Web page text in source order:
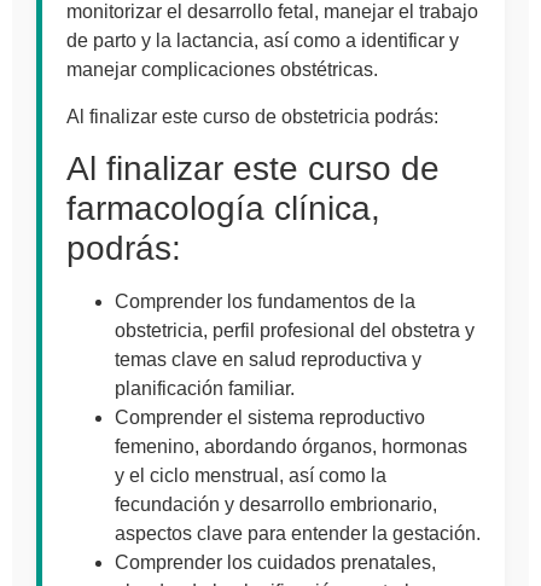
monitorizar el desarrollo fetal, manejar el trabajo
de parto y la lactancia, así como a identificar y
manejar complicaciones obstétricas.
Al finalizar este curso de obstetricia podrás:
Al finalizar este curso de
farmacología clínica,
podrás:
Comprender los fundamentos de la
obstetricia, perfil profesional del obstetra y
temas clave en salud reproductiva y
planificación familiar.
Comprender el sistema reproductivo
femenino, abordando órganos, hormonas
y el ciclo menstrual, así como la
fecundación y desarrollo embrionario,
aspectos clave para entender la gestación.
Comprender los cuidados prenatales,